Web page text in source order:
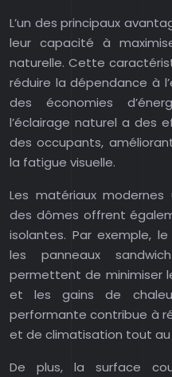
L’un des principaux
leur capacité à
naturelle. Cette
réduire la dépendance à
des économies
l’éclairage naturel a des
des occupants,
la fatigue visuelle.
Les matériaux
des dômes offrent
isolantes. Par exemple,
les panneaux
permettent de minimiser
et les gains de
performante contribue à
et de climatisation tout au
De plus, la surface